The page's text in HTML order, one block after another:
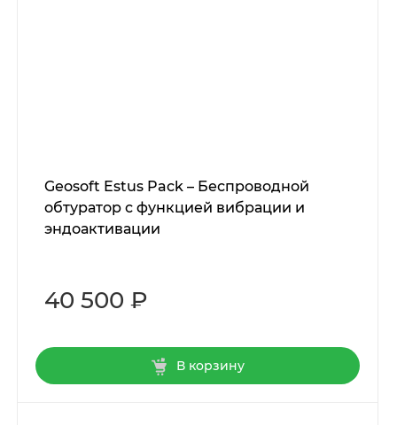
Geosoft Estus Pack – Беспроводной
обтуратор с функцией вибрации и
эндоактивации
40 500 ₽
В корзину